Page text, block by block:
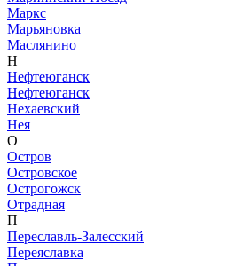
Маркс
Марьяновка
Маслянино
Н
Нефтеюганск
Нефтеюганск
Нехаевский
Нея
О
Остров
Островское
Острогожск
Отрадная
П
Переславль-Залесский
Переяславка